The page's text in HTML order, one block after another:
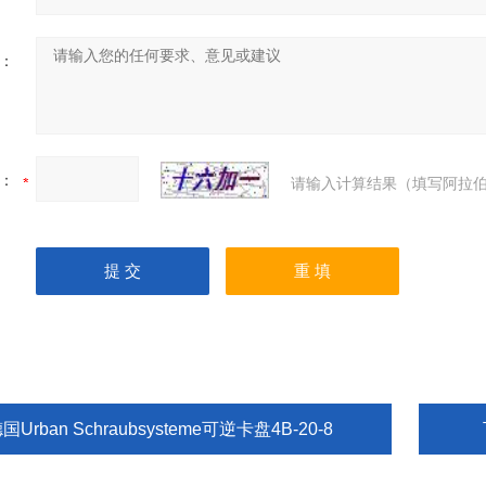
请输入计算结果（填写阿拉
国Urban Schraubsysteme可逆卡盘4B-20-8